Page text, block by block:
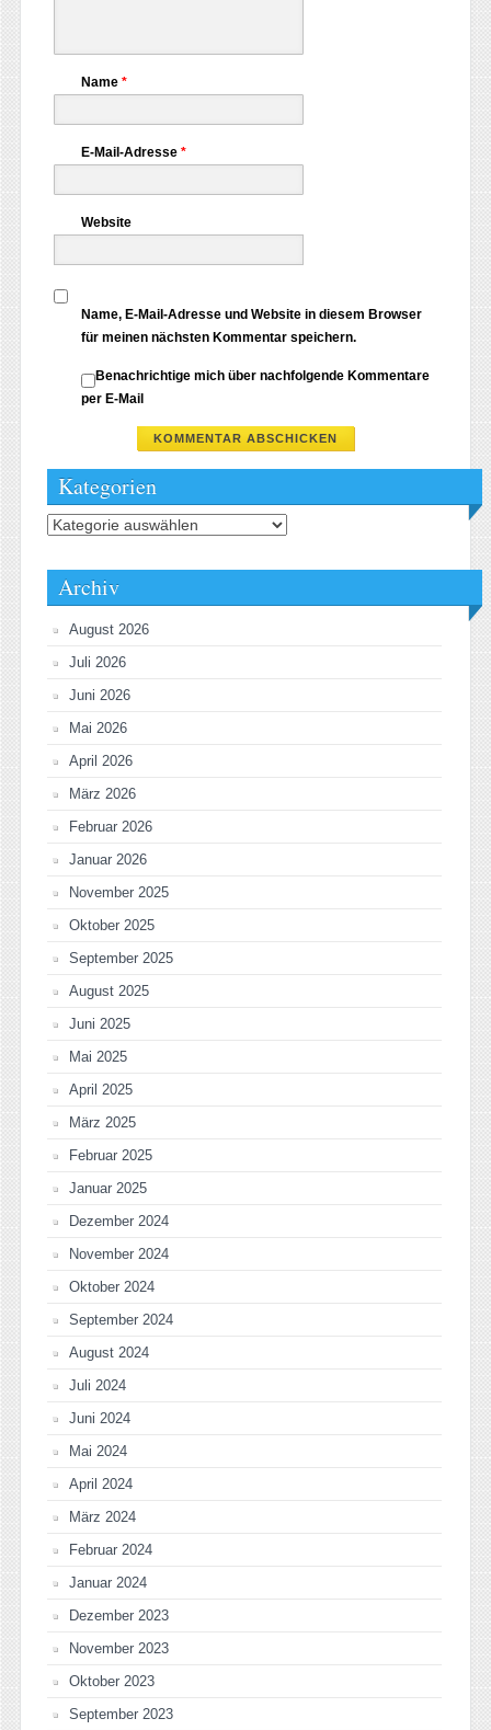
Name *
E-Mail-Adresse *
Website
Name, E-Mail-Adresse und Website in diesem Browser
für meinen nächsten Kommentar speichern.
Benachrichtige mich über nachfolgende Kommentare
per E-Mail
Kategorien
Kategorien
Archiv
August 2026
Juli 2026
Juni 2026
Mai 2026
April 2026
März 2026
Februar 2026
Januar 2026
November 2025
Oktober 2025
September 2025
August 2025
Juni 2025
Mai 2025
April 2025
März 2025
Februar 2025
Januar 2025
Dezember 2024
November 2024
Oktober 2024
September 2024
August 2024
Juli 2024
Juni 2024
Mai 2024
April 2024
März 2024
Februar 2024
Januar 2024
Dezember 2023
November 2023
Oktober 2023
September 2023